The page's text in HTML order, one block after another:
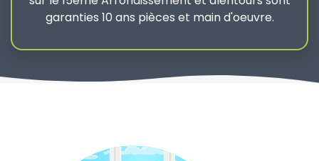
garanties 10 ans pièces et main d'oeuvre.